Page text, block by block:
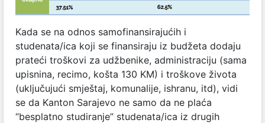
Kada se na odnos samofinansirajućih i
studenata/ica koji se finansiraju iz budžeta dodaju
prateći troškovi za udžbenike, administraciju (sama
upisnina, recimo, košta 130 KM) i troškove života
(uključujući smještaj, komunalije, ishranu, itd), vidi
se da Kanton Sarajevo ne samo da ne plaća
“besplatno studiranje” studenata/ica iz drugih